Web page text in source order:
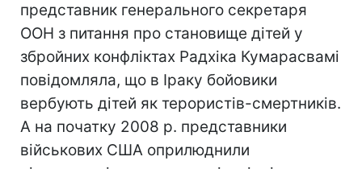
представник генерального секретаря
ООН з питання про становище дітей у
збройних конфліктах Радхіка Кумарасвамі
повідомляла, що в Іраку бойовики
вербують дітей як терористів-смертників.
А на початку 2008 р. представники
військових США оприлюднили